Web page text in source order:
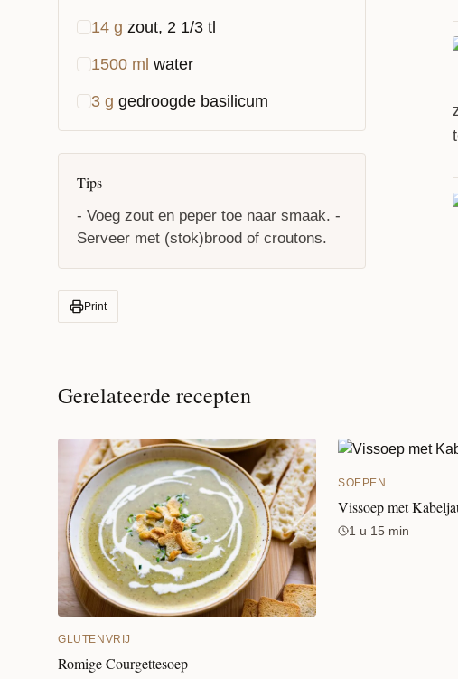
14 g zout, 2 1/3 tl
1500 ml water
3 g gedroogde basilicum
Tips
- Voeg zout en peper toe naar smaak. -
Serveer met (stok)brood of croutons.
Print
Gerelateerde recepten
GLUTENVRIJ
Romige Courgettesoep
SOEPEN
Vissoep met
1 u 15 min